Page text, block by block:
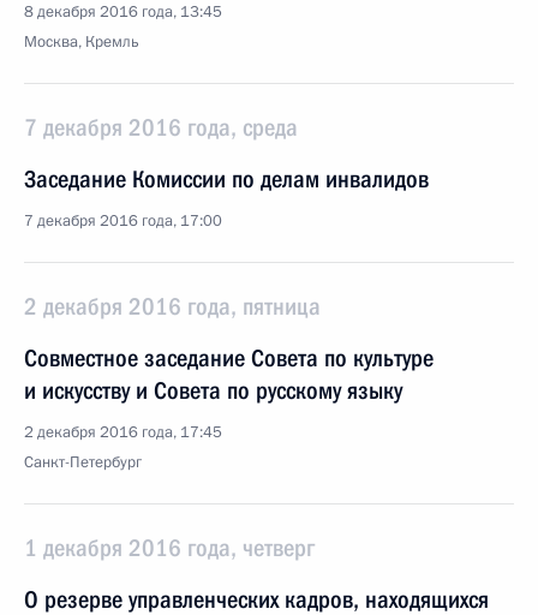
8 декабря 2016 года, 13:45
Москва, Кремль
7 декабря 2016 года, среда
Заседание Комиссии по делам инвалидов
7 декабря 2016 года, 17:00
2 декабря 2016 года, пятница
Совместное заседание Совета по культуре
и искусству и Совета по русскому языку
2 декабря 2016 года, 17:45
Санкт-Петербург
1 декабря 2016 года, четверг
О резерве управленческих кадров, находящихся